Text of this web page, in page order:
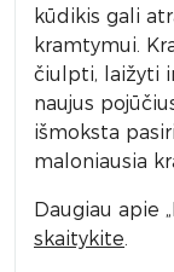
kūdikis gali
kramtymui.
čiulpti, laižyti
naujus
išmoksta
maloniausia
Daugiau apie
skaitykite.